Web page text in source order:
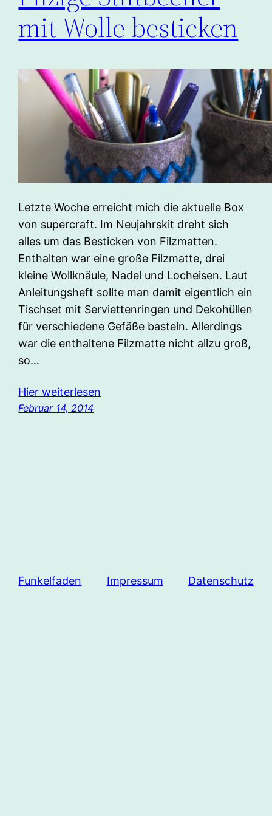
mit Wolle besticken
Letzte Woche erreicht mich die aktuelle Box
von supercraft. Im Neujahrskit dreht sich
alles um das Besticken von Filzmatten.
Enthalten war eine große Filzmatte, drei
kleine Wollknäule, Nadel und Locheisen. Laut
Anleitungsheft sollte man damit eigentlich ein
Tischset mit Serviettenringen und Dekohüllen
für verschiedene Gefäße basteln. Allerdings
war die enthaltene Filzmatte nicht allzu groß,
so…
Hier weiterlesen
Februar 14, 2014
Funkelfaden Impressum Datenschutz